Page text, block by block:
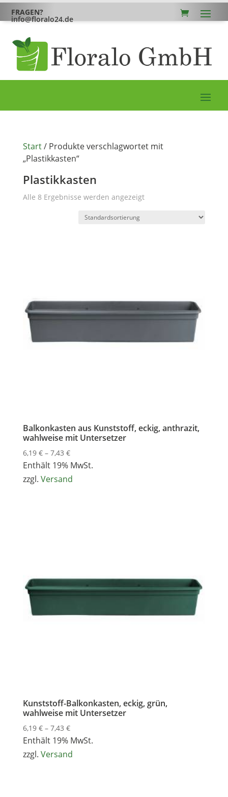
FRAGEN?
info@floralo24.de
Start/ Produkte verschlagwortet mit
„Plastikkasten“
Plastikkasten
Alle 8 Ergebnisse werden angezeigt
Balkonkasten aus Kunststoff, eckig, anthrazit,
wahlweise mit Untersetzer
6,19 € – 7,43 €Preisspanne:
6,19 €
bis
Enthält 19% MwSt.
zzgl. Versand
Kunststoff-Balkonkasten, eckig, grün,
wahlweise mit Untersetzer
6,19 € – 7,43 €Preisspanne:
6,19 €
bis
Enthält 19% MwSt.
zzgl. Versand